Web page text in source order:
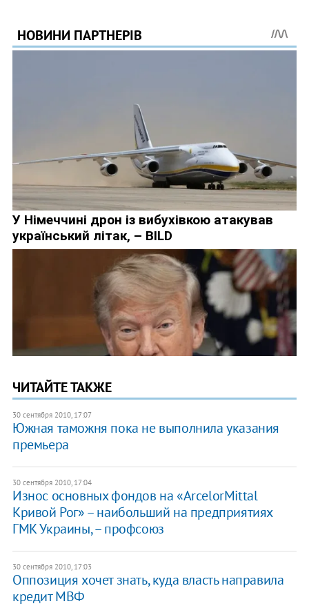
ЧИТАЙТЕ ТАКЖЕ
30 сентября 2010, 17:07
Южная таможня пока не выполнила указания
премьера
30 сентября 2010, 17:04
Износ основных фондов на «ArcelorMittal
Кривой Рог» – наибольший на предприятиях
ГМК Украины, – профсоюз
30 сентября 2010, 17:03
Оппозиция хочет знать, куда власть направила
кредит МВФ